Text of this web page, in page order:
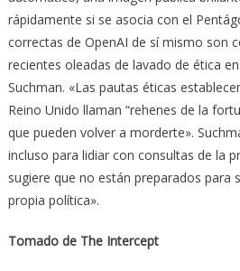
rápidamente si se asocia con el
correctas de OpenAI de sí mismo son
recientes oleadas de lavado de ética
Suchman. «Las pautas éticas
Reino Unido llaman “rehenes de la
que pueden volver a morderte».
incluso para lidiar con consultas de la
sugiere que no están preparados para
propia política».
Tomado de The Intercept